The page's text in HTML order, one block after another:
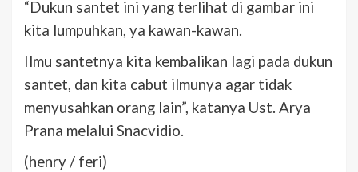
“Dukun santet ini yang terlihat di gambar ini
kita lumpuhkan, ya kawan-kawan.
Ilmu santetnya kita kembalikan lagi pada dukun
santet, dan kita cabut ilmunya agar tidak
menyusahkan orang lain”, katanya Ust. Arya
Prana melalui Snacvidio.
(henry / feri)